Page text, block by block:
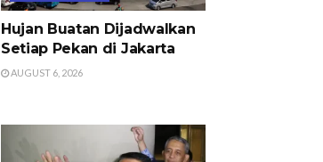
Hujan Buatan Dijadwalkan
Setiap Pekan di Jakarta
AUGUST 6, 2026